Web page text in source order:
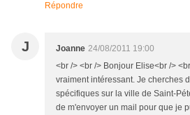
Répondre
J Joanne 24/08/2011 19:00
<br /> <br /> Bonjour Elise<br />
vraiment intéressant. Je cherches
spécifiques sur la ville de Saint-
de m'envoyer un mail pour que je